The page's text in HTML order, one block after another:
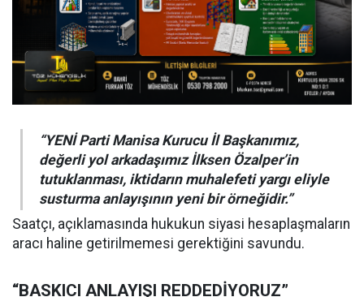
“YENİ Parti Manisa Kurucu İl Başkanımız,
değerli yol arkadaşımız İlksen Özalper’in
tutuklanması, iktidarın muhalefeti yargı eliyle
susturma anlayışının yeni bir örneğidir.”
Saatçı, açıklamasında hukukun siyasi hesaplaşmaların
aracı haline getirilmemesi gerektiğini savundu.
“BASKICI ANLAYIŞI REDDEDİYORUZ”